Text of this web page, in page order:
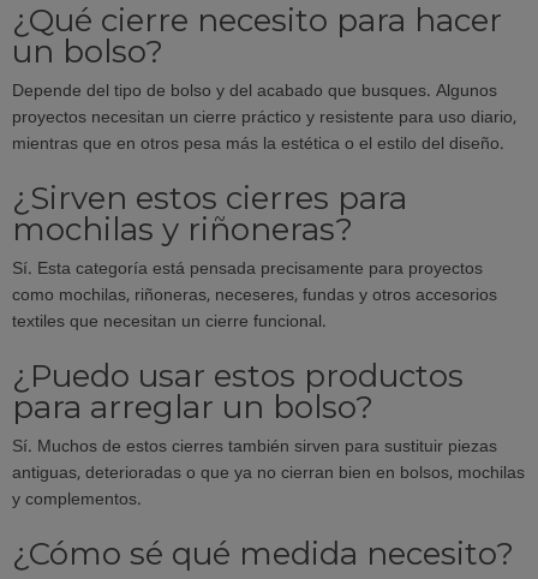
¿Qué cierre necesito para hacer
un bolso?
Depende del tipo de bolso y del acabado que busques. Algunos
proyectos necesitan un cierre práctico y resistente para uso diario,
mientras que en otros pesa más la estética o el estilo del diseño.
¿Sirven estos cierres para
mochilas y riñoneras?
Sí. Esta categoría está pensada precisamente para proyectos
como mochilas, riñoneras, neceseres, fundas y otros accesorios
textiles que necesitan un cierre funcional.
¿Puedo usar estos productos
para arreglar un bolso?
Sí. Muchos de estos cierres también sirven para sustituir piezas
antiguas, deterioradas o que ya no cierran bien en bolsos, mochilas
y complementos.
¿Cómo sé qué medida necesito?